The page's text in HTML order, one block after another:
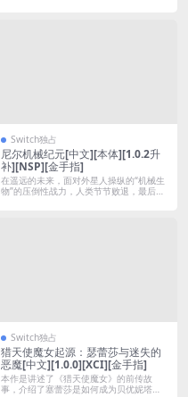
Switch独占
尼尔机械纪元[中文][本体][1.0.2升
补][NSP][金手指]
在遥远的未来，面对外星人操纵的“机械生
物”的压倒性战力，人类节节败退，最后逃
Switch独占
猎天使魔女起源：瑟蕾莎与迷失的
恶魔[中文][1.0.0][XCI][金手指]
本作是讲述了《猎天使魔女》的前传故
事，介绍了塞蕾莎是如何成为贝优妮塔